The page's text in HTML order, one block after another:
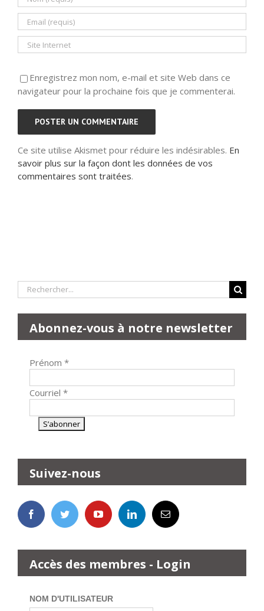
Enregistrez mon nom, e-mail et site Web dans ce
navigateur pour la prochaine fois que je commenterai.
Ce site utilise Akismet pour réduire les indésirables. En
savoir plus sur la façon dont les données de vos
commentaires sont traitées.
Rechercher:
Abonnez-vous à notre newsletter
Prénom *
Courriel *
Suivez-nous
Accès des membres - Login
NOM D'UTILISATEUR